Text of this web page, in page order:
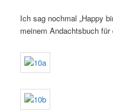
Ich sag nochmal „Happy
meinem Andachtsbuch